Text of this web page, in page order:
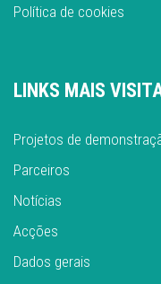
Política de cookies
LINKS MAIS
Projetos de
Parceiros
Notícias
Acções
Dados gerais